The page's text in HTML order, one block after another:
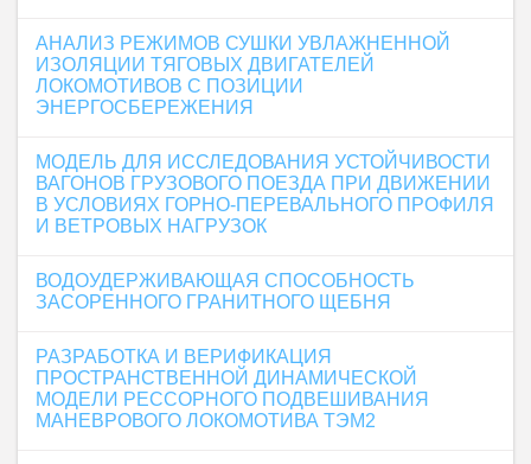
АНАЛИЗ РЕЖИМОВ СУШКИ УВЛАЖНЕННОЙ
ИЗОЛЯЦИИ ТЯГОВЫХ ДВИГАТЕЛЕЙ
ЛОКОМОТИВОВ С ПОЗИЦИИ
ЭНЕРГОСБЕРЕЖЕНИЯ
МОДЕЛЬ ДЛЯ ИССЛЕДОВАНИЯ УСТОЙЧИВОСТИ
ВАГОНОВ ГРУЗОВОГО ПОЕЗДА ПРИ ДВИЖЕНИИ
В УСЛОВИЯХ ГОРНО-ПЕРЕВАЛЬНОГО ПРОФИЛЯ
И ВЕТРОВЫХ НАГРУЗОК
ВОДОУДЕРЖИВАЮЩАЯ СПОСОБНОСТЬ
ЗАСОРЕННОГО ГРАНИТНОГО ЩЕБНЯ
РАЗРАБОТКА И ВЕРИФИКАЦИЯ
ПРОСТРАНСТВЕННОЙ ДИНАМИЧЕСКОЙ
МОДЕЛИ РЕССОРНОГО ПОДВЕШИВАНИЯ
МАНЕВРОВОГО ЛОКОМОТИВА ТЭМ2